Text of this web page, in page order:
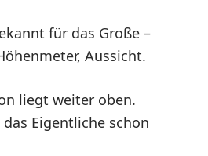
für das Große –
Aussicht.
liegt weiter oben.
Eigentliche schon